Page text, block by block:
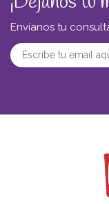
Envíanos tu